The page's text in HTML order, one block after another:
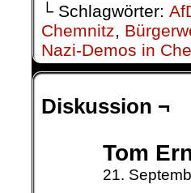
└ Schlagwörter:
Chemnitz,
Nazi-Demos in
Diskussion ¬
Tom
21.